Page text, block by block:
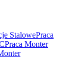
StalowePraca
Praca Monter